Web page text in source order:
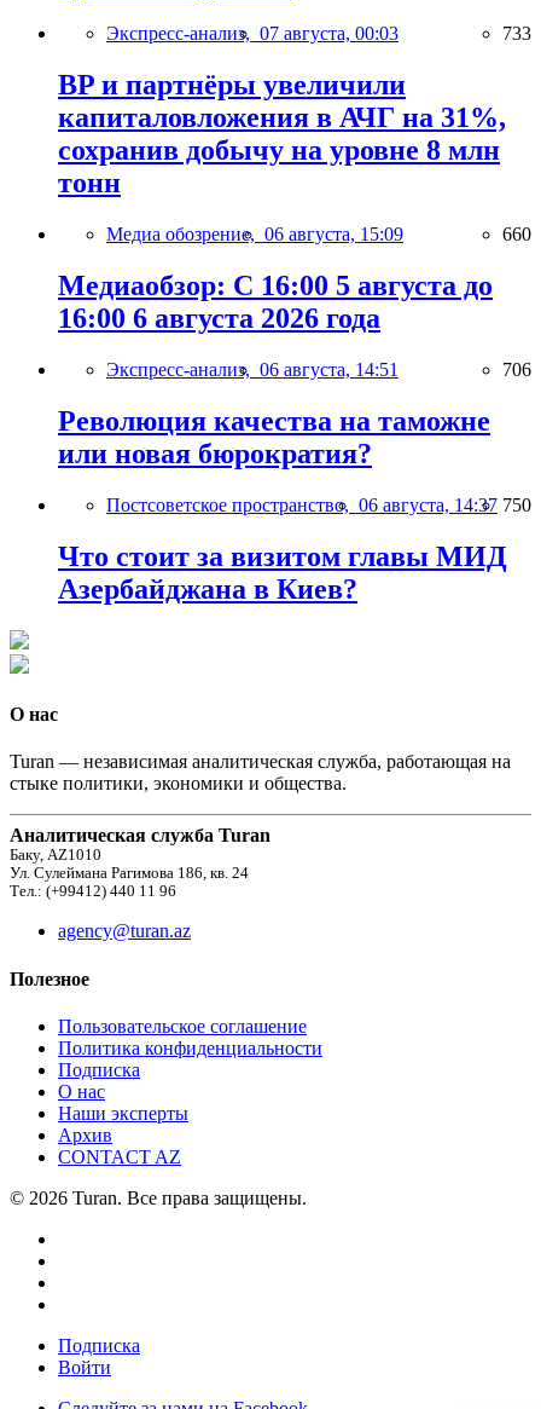
Экспресс-анализ, 07 августа, 00:03 733
BP и партнёры увеличили
капиталовложения в АЧГ на 31%,
сохранив добычу на уровне 8 млн
тонн
Медиа обозрение, 06 августа, 15:09 660
Медиаобзор: С 16:00 5 августа до
16:00 6 августа 2026 года
Экспресс-анализ, 06 августа, 14:51 706
Революция качества на таможне
или новая бюрократия?
Постсоветское пространство, 06 августа, 14:37 750
Что стоит за визитом главы МИД
Азербайджана в Киев?
О нас
Turan — независимая аналитическая служба, работающая на
стыке политики, экономики и общества.
Аналитическая служба Turan
Баку, AZ1010
Ул. Сулеймана Рагимова 186, кв. 24
Тел.: (+99412) 440 11 96
agency@turan.az
Полезное
Пользовательское соглашение
Политика конфиденциальности
Подписка
О нас
Наши эксперты
Архив
CONTACT AZ
© 2026 Turan. Все права защищены.
Подписка
Войти